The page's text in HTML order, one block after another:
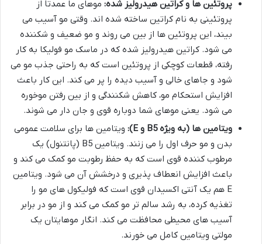
پروتئین ها و کراتین هیدرولیز شده: موهای ما عمدتاً از
پروتئینی به نام کراتین ساخته شده اند. وقتی مو آسیب می
بیند، این پروتئین ها از بین می روند و مو ضعیف و شکننده
می شود. کراتین هیدرولیز شده که در ماسک مو فولیکا به کار
رفته، قطعات کوچکی از پروتئین است که به راحتی جذب مو می
شود و جاهای خالی و آسیب دیده را پر می کند. این کار باعث
افزایش استحکام مو، کاهش شکنندگی و از بین رفتن موخوره
می شود. یعنی موهای شما دوباره قوی و جان دار می شوند.
ویتامین ها (به ویژه B5 و E):
ویتامین ها برای سلامت عمومی
بدن و مو حرف اول را می زنند. ویتامین B5 (پانتنول) یک
مرطوب کننده قوی است که به حفظ رطوبت مو کمک می کند و
باعث افزایش انعطاف پذیری و درخشش آن می شود. ویتامین
E هم یک آنتی اکسیدان قوی است که فولیکول های مو را
تغذیه کرده، به رشد سالم تر مو کمک می کند و از مو در برابر
آسیب های محیطی محافظت می کند. انگار موهایتان یک
مولتی ویتامین کامل می خورند.